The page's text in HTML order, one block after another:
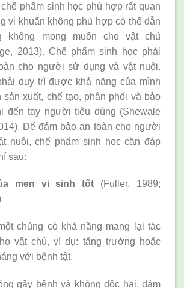
phẩm sinh học phù hợp rất quan
vi khuẩn không phù hợp có thể dẫn
không mong muốn cho vật chủ
2013). Chế phẩm sinh học phải
cho người sử dụng và vật nuôi.
duy trì được khả năng của mình
sản xuất, chế tạo, phân phối và bảo
đến tay người tiêu dùng (Shewale
Để đảm bảo an toàn cho người
nuôi, chế phẩm sinh học cần đáp
sau:
men vi sinh tốt (Fuller, 1989;
chủng có khả năng mang lại tác
vật chủ, ví dụ: tăng trưởng hoặc
với bệnh tật.
gây bệnh và không độc hại, đảm